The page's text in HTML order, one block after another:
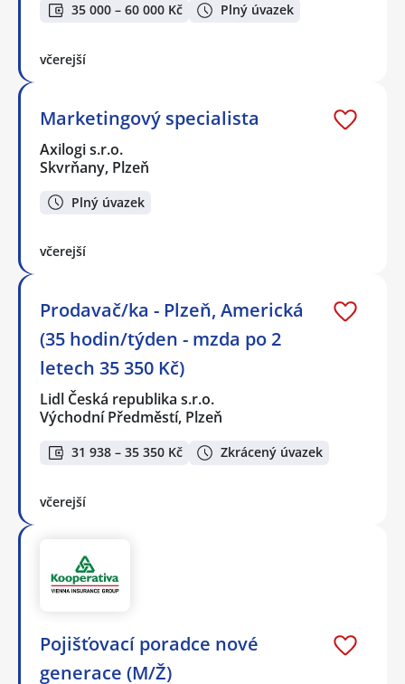
35 000 – 60 000 Kč Plný úvazek
včerejší
Marketingový specialista
Axilogi s.r.o.
Skvrňany, Plzeň
Plný úvazek
včerejší
Prodavač/ka - Plzeň, Americká
(35 hodin/týden - mzda po 2
letech 35 350 Kč)
Lidl Česká republika s.r.o.
Východní Předměstí, Plzeň
31 938 – 35 350 Kč Zkrácený úvazek
včerejší
Pojišťovací poradce nové
generace (M/Ž)